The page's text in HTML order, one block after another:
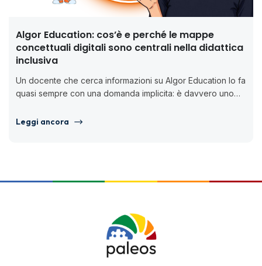
Algor Education: cos’è e perché le mappe
concettuali digitali sono centrali nella didattica
inclusiva
Un docente che cerca informazioni su Algor Education lo fa
quasi sempre con una domanda implicita: è davvero uno
Leggi ancora